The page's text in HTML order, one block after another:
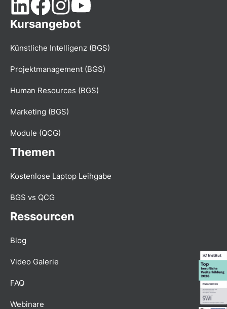
Kursangebot
Künstliche Intelligenz (BGS)
Projektmanagement (BGS)
Human Resources (BGS)
Marketing (BGS)
Module (QCG)
Themen
Kostenlose Laptop Leihgabe
BGS vs QCG
Ressourcen
Blog
Video Galerie
FAQ
Webinare